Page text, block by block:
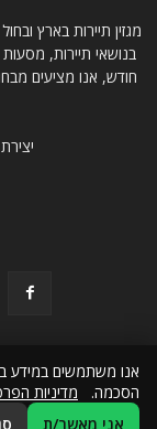
בנושאי תיירות, מסעות
חודש, אנו מציעים
תמיכה פרסמו אצלנו
טיול מאורגן
אנו משתמשים במידע
הסכמה. מדיניות
אני מאשר/ת